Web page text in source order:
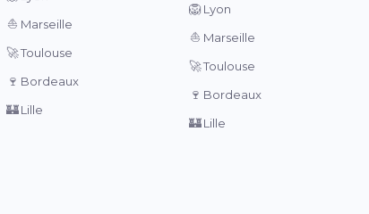
⛵ Marseille
🚀Toulouse
🍷 Bordeaux
🏰Lille
🦁 Lyon
⛵ Marseille
🚀Toulouse
🍷 Bordeaux
🏰 Lille